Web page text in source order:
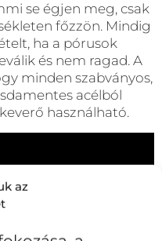
az
se égjen meg, csak
főzzön. Mindig
ha a pórusok
és nem ragad. A
minden szabványos,
acélból
használható.